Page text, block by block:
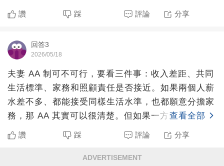
換一支手機
讚 踩 評論 分享
回答3
2026/05/18
夫妻 AA 制可不可行，要看三件事：收入差距、共同
生活標準、家務和照顧責任是否接近。如果兩個人薪
水差不多、都能接受同樣生活水準，也都願意分擔家
務，那 AA 其實可以很清楚。但如果一方薪水高很
多，卻要求
查看全部
讚 踩 評論 分享
ADVERTISEMENT